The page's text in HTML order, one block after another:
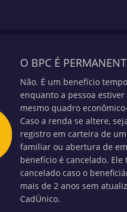
O BPC É
Não. É um benefício
enquanto a pessoa
mesmo quadro
Caso a renda se altere,
registro em carteira de
familiar ou abertura de
benefício é cancelado. Ele
cancelado caso o
mais de 2 anos sem
CadÚnico.